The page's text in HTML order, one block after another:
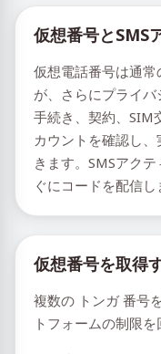
仮想番号とSMS
仮想電話番号は通
が、さらにプライ
手続き、契約、SIM
カウントを確認し
きます。SMSアク
ぐにコードを配信し
仮想番号を取得
複数の トンガ 番号
トフォームの制限を